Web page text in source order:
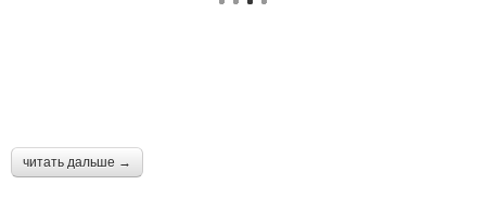
Перекрытие между
читать дальше →